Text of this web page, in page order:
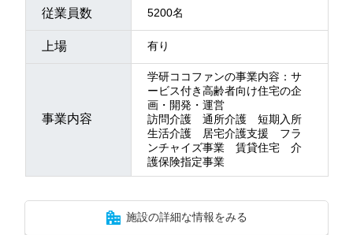
従業員数 5200名
上場 有り
事業内容
学研ココファンの事業内容：サ
ービス付き高齢者向け住宅の企
画・開発・運営
訪問介護 通所介護 短期入所
生活介護 居宅介護支援 フラ
ンチャイズ事業 賃貸住宅 介
護保険指定事業
施設の詳細な情報をみる